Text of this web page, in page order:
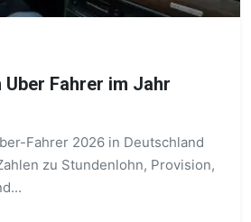
Fahrer im Jahr
Fahrer 2026 in Deutschland
zu Stundenlohn, Provision,